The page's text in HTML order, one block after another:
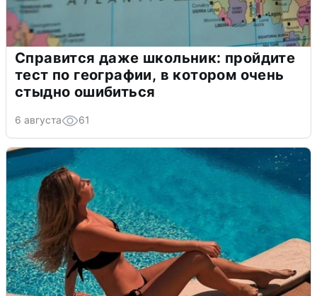
Справится даже школьник: пройдите
тест по географии, в котором очень
стыдно ошибиться
6 августа 61